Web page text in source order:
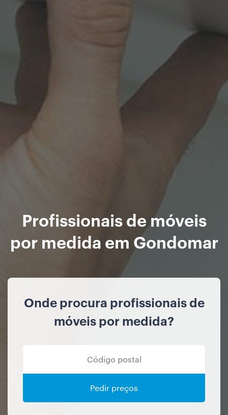
Profissionais de móveis
por medida em Gondomar
Onde procura profissionais de
móveis por medida?
Pedir preços